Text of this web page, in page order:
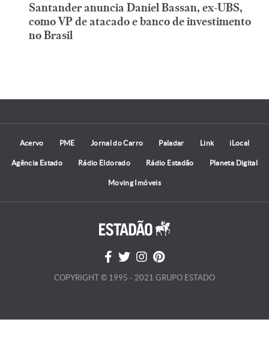
Santander anuncia Daniel Bassan, ex-UBS,
como VP de atacado e banco de investimento
no Brasil
Acervo PME Jornal do Carro Paladar Link iLocal
Agência Estado Rádio Eldorado Rádio Estadão Planeta Digital
Moving Imóveis
COPYRIGHT © 1995 - 2021 GRUPO ESTADO